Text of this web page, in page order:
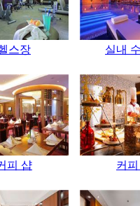
스장 실내
피 샵 커